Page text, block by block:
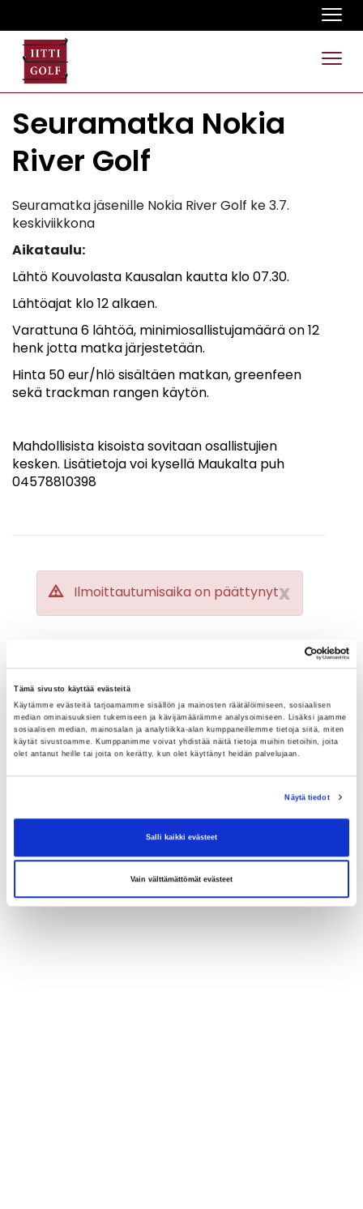
Tämä sivusto käyttää evästeitä
Käytämme evästeitä tarjoamamme sisällön ja mainosten räätälöimiseen, sosiaalisen
median ominaisuuksien tukemiseen ja kävijämäärämme analysoimiseen. Lisäksi jaamme
sosiaalisen median, mainosalan ja analytiikka-alan kumppaneillemme tietoja siitä, miten
käytät sivustoamme. Kumppanimme voivat yhdistää näitä tietoja muihin tietoihin, joita
olet antanut heille tai joita on kerätty, kun olet käyttänyt heidän palvelujaan.
Näytä tiedot
Salli kaikki evästeet
Vain välttämättömät evästeet
Seuramatka Nokia
River Golf
Seuramatkajäsenille Nokia River Golf ke 3.7.
keskiviikkona
Aikataulu:
Lähtö Kouvolasta Kausalan kautta klo 07.30.
Lähtöajat klo 12 alkaen.
Varattuna 6 lähtöä, minimiosallistujamäärä on 12
henk jotta matka järjestetään.
Hinta 50 eur/hlö sisältäen matkan, greenfeen
sekä trackman rangen käytön.
Mahdollisista kisoista sovitaan osallistujien
kesken. Lisätietoja voi kysellä Maukalta puh
04578810398
x
Ilmoittautumisaika on päättynyt
x
Tapahtuma on jo päättynyt
Takaisin pääsivulle